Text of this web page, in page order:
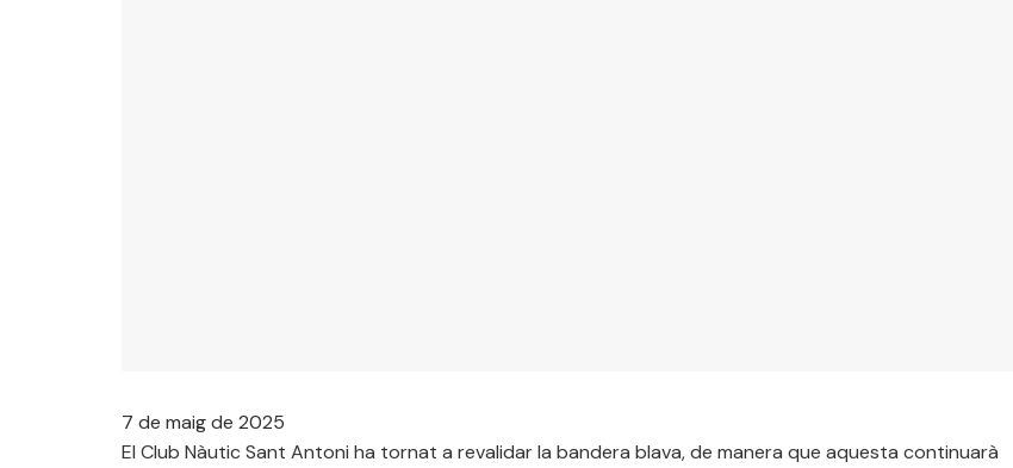
7 de maig de 2025
El Club Nàutic Sant Antoni ha tornat a revalidar la bandera blava, de manera que aquesta continuarà